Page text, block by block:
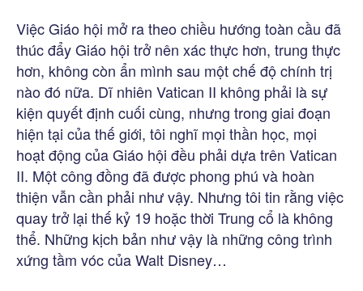
Việc Giáo hội mở ra theo chiều hướng toàn cầu đã
thúc đẩy Giáo hội trở nên xác thực hơn, trung thực
hơn, không còn ẩn mình sau một chế độ chính trị
nào đó nữa. Dĩ nhiên Vatican II không phải là sự
kiện quyết định cuối cùng, nhưng trong giai đoạn
hiện tại của thế giới, tôi nghĩ mọi thần học, mọi
hoạt động của Giáo hội đều phải dựa trên Vatican
II. Một công đồng đã được phong phú và hoàn
thiện vẫn cần phải như vậy. Nhưng tôi tin rằng việc
quay trở lại thế kỷ 19 hoặc thời Trung cổ là không
thể. Những kịch bản như vậy là những công trình
xứng tầm vóc của Walt Disney…